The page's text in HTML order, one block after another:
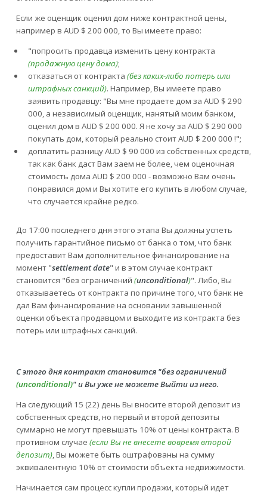
Если же оценщик оценил дом ниже контрактной цены,
например в AUD $ 200 000, то Вы имеете право:
"попросить продавца изменить цену контракта
(продажную цену дома);
отказаться от контракта (без каких-либо потерь или
штрафных санкций). Например, Вы имеете право
заявить продавцу: "Вы мне продаете дом за AUD $ 290
000, а независимый оценщик, нанятый моим банком,
оценил дом в AUD $ 200 000. Я не хочу за AUD $ 290 000
покупать дом, который реально стоит AUD $ 200 000 !";
доплатить разницу AUD $ 90 000 из собственных средств,
так как банк даст Вам заем не более, чем оценочная
стоимость дома AUD $ 200 000 - возможно Вам очень
понравился дом и Вы хотите его купить в любом случае,
что случается крайне редко.
До 17:00 последнего дня этого этапа Вы должны успеть
получить гарантийное письмо от банка о том, что банк
предоставит Вам дополнительное финансирование на
момент "settlement date" и в этом случае контракт
становится "без ограничений (unconditional)". Либо, Вы
отказываетесь от контракта по причине того, что банк не
дал Вам финансирование на основании завышенной
оценки объекта продавцом и выходите из контракта без
потерь или штрафных санкций.
С этого дня контракт становится "без ограничений
(unconditional)" и Вы уже не можете Выйти из него.
На следующий 15 (22) день Вы вносите второй депозит из
собственных средств, но первый и второй депозиты
суммарно не могут превышать 10% от цены контракта. В
противном случае (если Вы не внесете вовремя второй
депозит), Вы можете быть оштрафованы на сумму
эквивалентную 10% от стоимости объекта недвижимости.
Начинается сам процесс купли продажи, который идет